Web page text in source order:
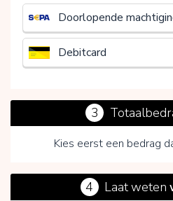
Doorlopende
Debitcard
3
Kies eerst een bedrag
4 Laat weten